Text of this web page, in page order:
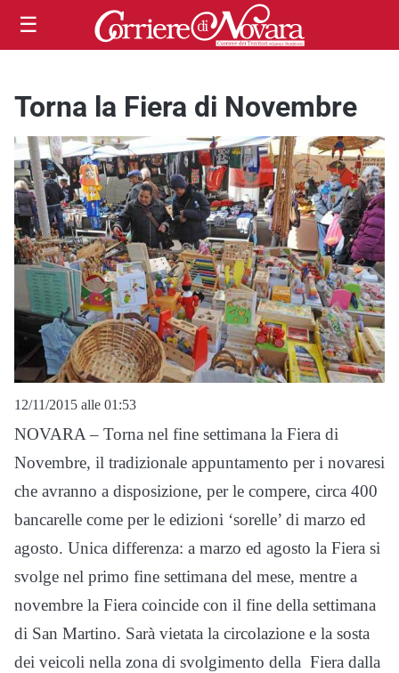
☰
Torna la Fiera di Novembre
12/11/2015 alle 01:53
NOVARA – Torna nel fine settimana la Fiera di
Novembre, il tradizionale appuntamento per i novaresi
che avranno a disposizione, per le compere, circa 400
bancarelle come per le edizioni ‘sorelle’ di marzo ed
agosto. Unica differenza: a marzo ed agosto la Fiera si
svolge nel primo fine settimana del mese, mentre a
novembre la Fiera coincide con il fine della settimana
di San Martino. Sarà vietata la circolazione e la sosta
dei veicoli nella zona di svolgimento della Fiera dalla